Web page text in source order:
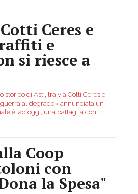
Ceres e
e
si riesce a
storico di Asti, tra via Cotti Ceres e
al degrado» annunciata un
è, ad oggi, una battaglia con
Coop
con
la Spesa"